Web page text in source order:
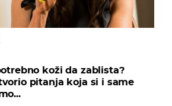
koži da zablista?
pitanja koja si i same